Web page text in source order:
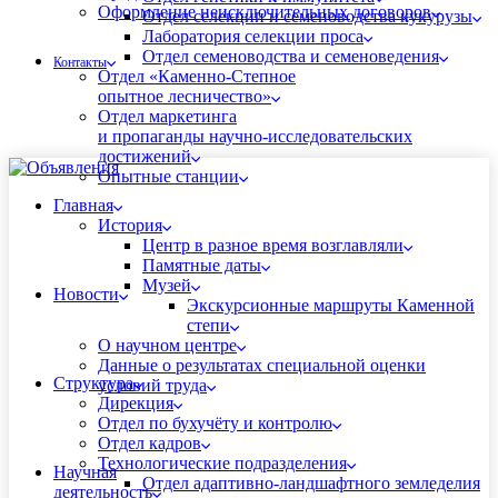
Отдел селекции и семеноводства кукурузы
Лаборатория селекции проса
Отдел семеноводства и семеноведения
Отдел «Каменно-Степное
опытное лесничество»
Отдел маркетинга
и пропаганды научно-исследовательских
достижений
Опытные станции
Оформление неисключительных договоров
Контакты
Главная
История
Центр в разное время возглавляли
Памятные даты
Музей
Экскурсионные маршруты Каменной
степи
О научном центре
Данные о результатах специальной оценки
условий труда
Новости
Структура
Дирекция
Отдел по бухучёту и контролю
Отдел кадров
Технологические подразделения
Отдел адаптивно-ландшафтного земледелия
Научная
деятельность